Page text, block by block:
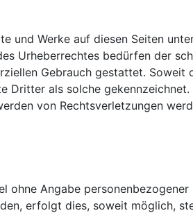
und Werke auf diesen Seiten
Urheberrechtes bedürfen der
Gebrauch gestattet.
Dritter als solche
von Rechtsverletzungen
ohne Angabe
erfolgt dies, soweit möglich,